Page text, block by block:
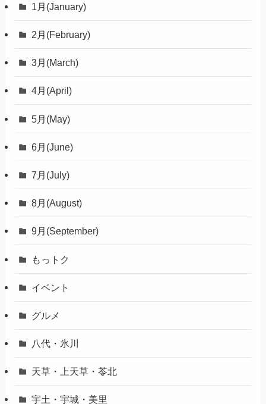
1月(January)
2月(February)
3月(March)
4月(April)
5月(May)
6月(June)
7月(July)
8月(August)
9月(September)
もっトク
イベント
グルメ
八代・氷川
天草・上天草・苓北
宇土・宇城・美里